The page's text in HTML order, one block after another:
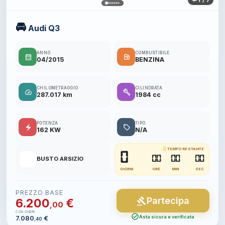
🚘 Audi Q3
calendar_month
ANNO
04/2015 local_gas_station
COMBUSTIBILE
BENZINA
speed
CHILOMETRAGGIO
287.017 km build
CILINDRATA
1984 cc
electric_bolt
POTENZA
162 KW local_offer
TIPO
N/A
BUSTO ARSIZIO
hourglass_empty TEMPO RESTANTE
0 00 00 00
GIORNI ORE MIN SEC
PREZZO BASE
6.200,00 €
CON ONERI:
7.080 ,40 €
gavel Partecipa
check_circleAsta sicura e verificata